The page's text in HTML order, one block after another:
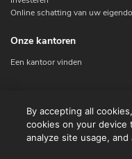
Online schatting van uw
Onze kantoren
Een kantoor vinden
Contact
Facebook
By accepting all
cookies on your device
analyze site usage,